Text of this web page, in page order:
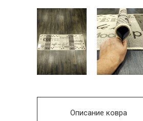
Описание ковра